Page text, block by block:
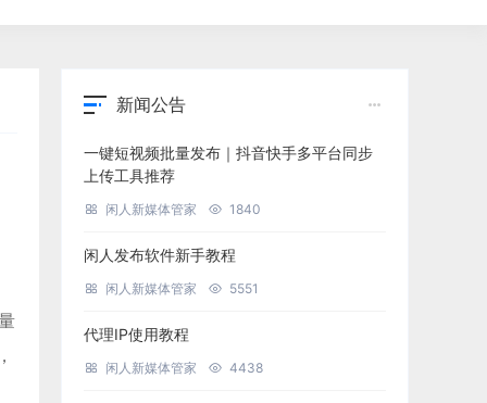
新闻公告
一键短视频批量发布｜抖音快手多平台同步
上传工具推荐
闲人新媒体管家 1840
闲人发布软件新手教程
闲人新媒体管家 5551
代理IP使用教程
闲人新媒体管家 4438